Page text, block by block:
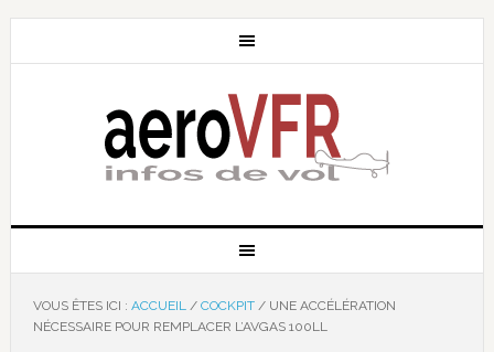
VOUS ÊTES ICI : ACCUEIL / COCKPIT /UNE ACCÉLÉRATION
NÉCESSAIRE POUR REMPLACER L’AVGAS 100LL